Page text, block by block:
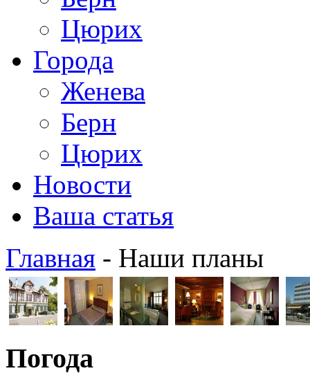
Цюрих
Города
Женева
Берн
Цюрих
Новости
Ваша статья
Главная - Наши планы
Погода